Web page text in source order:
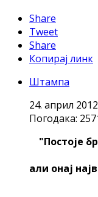
Share
Tweet
Share
Копирај линк
Штампа
24. април
Погодака:
"Постоје
али онај